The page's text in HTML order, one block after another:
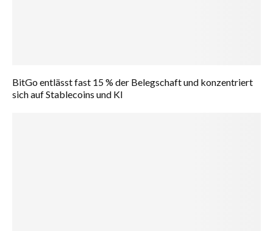
BitGo entlässt fast 15 % der Belegschaft und konzentriert
sich auf Stablecoins und KI